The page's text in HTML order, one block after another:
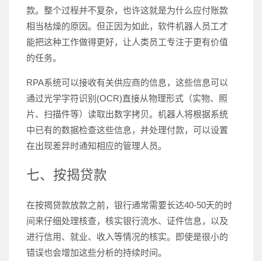
款。整个过程并不复杂，也许这就是为什么应付账款
相当枯燥的原因。但正因为如此，软件机器人员工才
能把这种工作做得更好，让人类员工专注于更有价值
的任务。
RPA系统可以接收有关供应商的信息，这些信息可以
通过光学字符识别(OCR)直接从物理形式（实物、照
片、扫描件等）读取出数字拷贝。机器人将根据系统
中已有的数据检查这些信息，并处理付款，可以设置
在出现差异时通知相应的管理人员。
七、按揭贷款
在按揭贷款放款之前，银行通常需要长达40-50天的时
间来仔细处理核查，核实银行流水、证件信息，以及
进行信用、就业、收入等情况的核实。即使是很小的
错误也会增加这些分析的持续时间。